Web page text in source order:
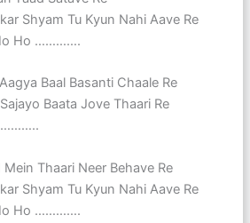
Shyam Tu Kyun Nahi Aave Re
Ho ………….
Baal Basanti Chaale Re
Baata Jove Thaari Re
………..
Thaari Neer Behave Re
Shyam Tu Kyun Nahi Aave Re
Ho ………….